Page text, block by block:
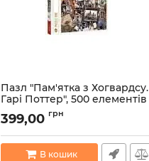
Пазл "Пам'ятка з Хогвардсу.
Гарі Поттер", 500 елементів
Артикул: 5900511374001
399,00 грн
В кошик